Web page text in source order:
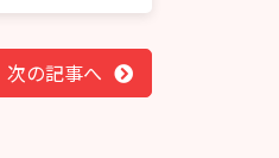
次の記事へ